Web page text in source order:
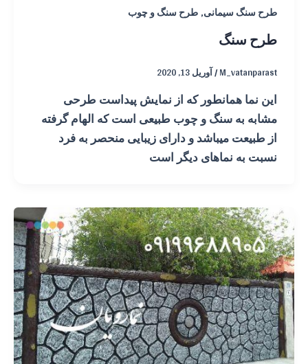
طرح سنگ سیمانی,طرح سنگ و چوب
طرح سنگ
M_vatanparast
/آوریل 13, 2020
این نما همانطور که از نمایش پیداست طرحی
مشابه به سنگ و چوب طبیعی است که الهام گرفته
از طبیعت میباشد و دارای زیبایی منحصر به فرد
نسبت به نماهای دیگر است